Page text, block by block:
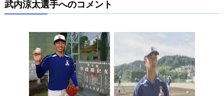
武内涼太選手へのコメント